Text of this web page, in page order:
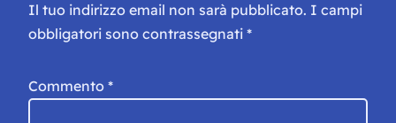
Il tuo indirizzo email non sarà pubblicato. I campi
obbligatori sono contrassegnati *
Commento *